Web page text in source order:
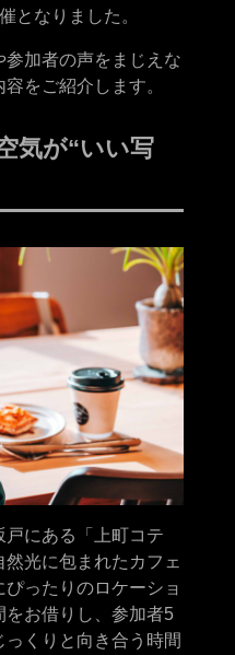
となりました。
加者の声をまじえな
をご紹介します。
気が“いい写
にある「上町コテ
光に包まれたカフェ
ったりのロケーショ
をお借りし、参加者5
くりと向き合う時間